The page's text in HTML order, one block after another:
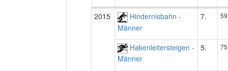
2015
Hindernisbahn -
Männer
7. 59
Hakenleitersteigen -
Männer
5. 75